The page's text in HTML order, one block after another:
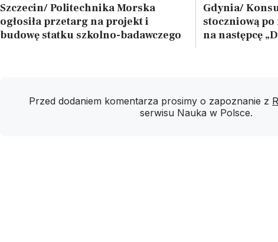
Szczecin/ Politechnika Morska
ogłosiła przetarg na projekt i
budowę statku szkolno-badawczego
Gdynia/
stoczniową
na następcę
Przed dodaniem komentarza prosimy o zapoznanie z
serwisu Nauka w Polsce.